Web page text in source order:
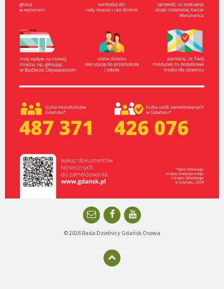
EmailFacebookYouTube
© 2026 Rada Dzielnicy Gdańsk Osowa